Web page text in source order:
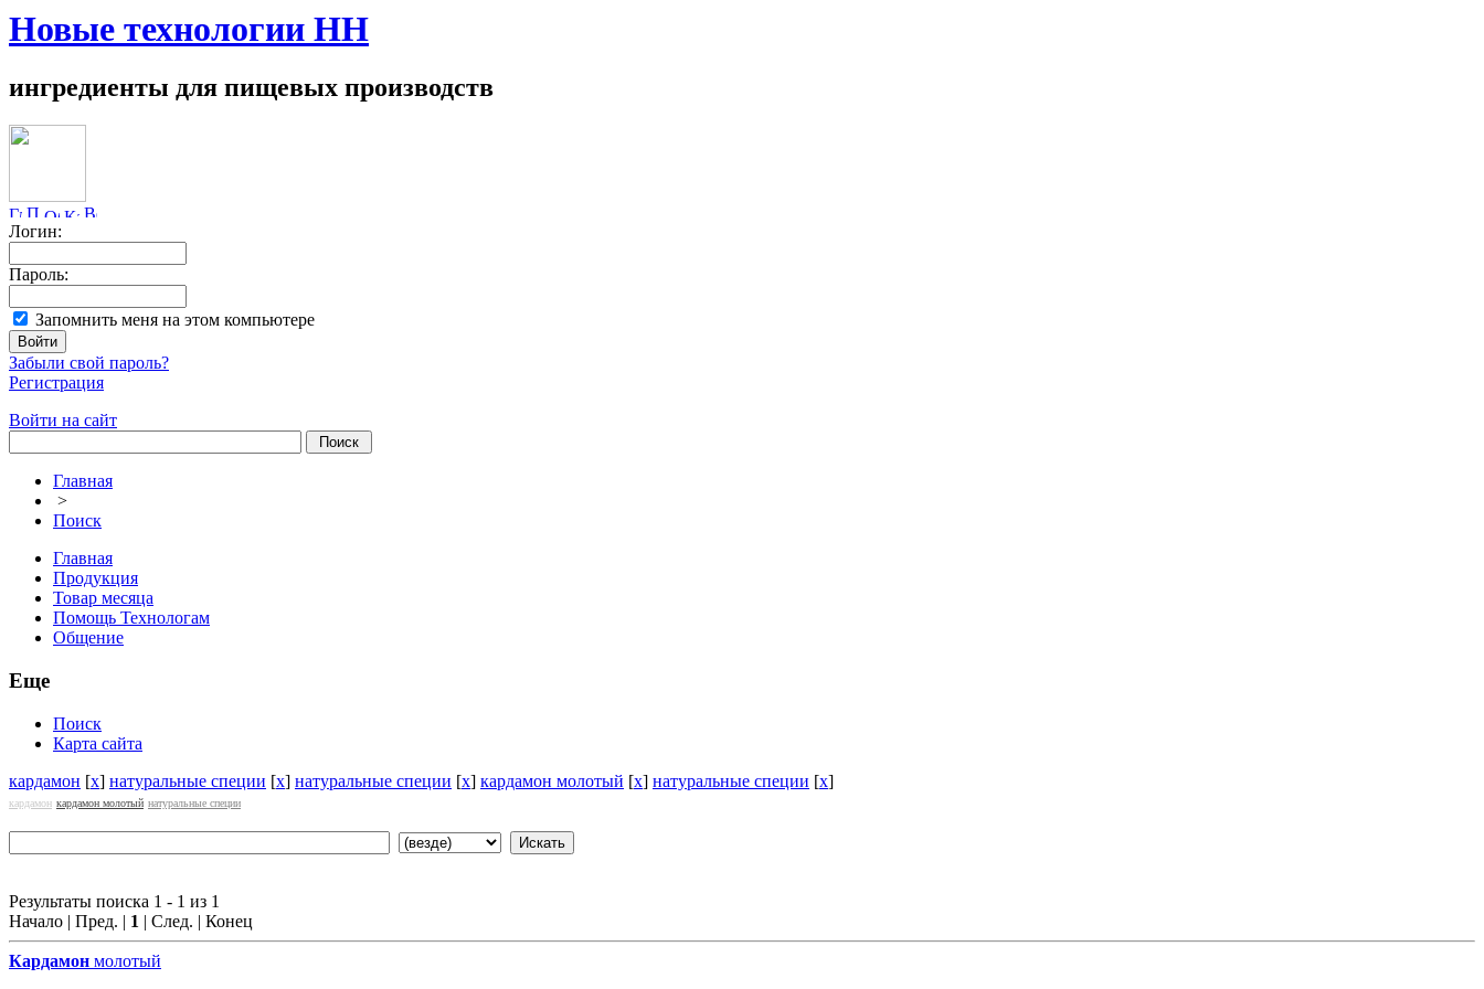
Новые технологии НН
ингредиенты для пищевых производств
Логин:
Пароль:
Запомнить меня на этом компьютере
Забыли свой пароль?
Регистрация
Войти на сайт
Главная
>
Поиск
Главная
Продукция
Товар месяца
Помощь Технологам
Общение
Еще
Поиск
Карта сайта
кардамон [x] натуральные специи [x] натуральные специи [x] кардамон молотый [x] натуральные специи [x]
кардамон кардамон молотый натуральные специи
Результаты поиска 1 - 1 из 1
Начало | Пред. | 1 | След. | Конец
Кардамон молотый